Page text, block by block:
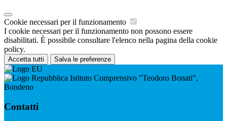
Cookie necessari per il funzionamento
I cookie necessari per il funzionamento non possono essere
disabilitati. È possibile consultare l'elenco nella pagina della cookie
policy.
Accetta tutti Salva le preferenze
Istituto Comprensivo "Teodoro Bonati",
Bondeno
Contatti